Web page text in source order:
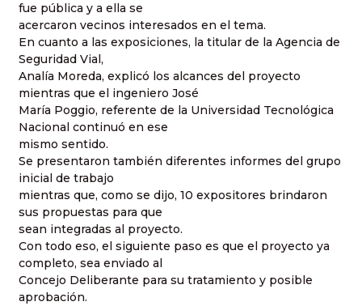
fue pública y a ella se
acercaron vecinos interesados en el tema.
En cuanto a las exposiciones, la titular de la Agencia de
Seguridad Vial,
Analía Moreda, explicó los alcances del proyecto
mientras que el ingeniero José
María Poggio, referente de la Universidad Tecnológica
Nacional continuó en ese
mismo sentido.
Se presentaron también diferentes informes del grupo
inicial de trabajo
mientras que, como se dijo, 10 expositores brindaron
sus propuestas para que
sean integradas al proyecto.
Con todo eso, el siguiente paso es que el proyecto ya
completo, sea enviado al
Concejo Deliberante para su tratamiento y posible
aprobación.